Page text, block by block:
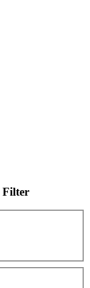
Filter